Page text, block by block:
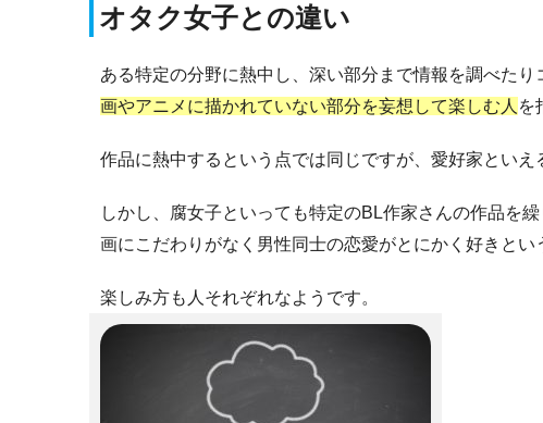
オタク女子との違い
ある特定の分野に熱中し、 深い部分まで情報を調べたり
画やアニメに描かれていない部分を妄想して楽しむ人 を
作品に熱中するという点では同じですが、愛好家とい
しかし、腐女子といっても特定のBL作家さんの作品を
画にこだわりがなく男性同士の恋愛がとにかく好きとい
楽しみ方も人それぞれなようです。